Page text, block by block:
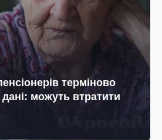
терміново
можуть втратити